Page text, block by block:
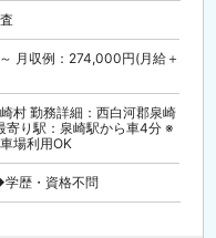
月収例：274,000円(月給＋
村 勤務詳細：西白河郡泉崎
寄り駅：泉崎駅から車4分 ※
場利用OK
歴・資格不問